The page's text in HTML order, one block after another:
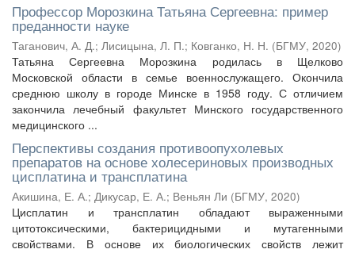
Профессор Морозкина Татьяна Сергеевна: пример
преданности науке
Таганович, А. Д.; Лисицына, Л. П.; Ковганко, Н. Н. (БГМУ, 2020)
Татьяна Сергеевна Морозкина родилась в Щелково
Московской области в семье военнослужащего. Окончила
среднюю школу в городе Минске в 1958 году. С отличием
закончила лечебный факультет Минского государственного
медицинского ...
Перспективы создания противоопухолевых
препаратов на основе холесериновых производных
цисплатина и трансплатина
Акишина, Е. А.; Дикусар, Е. А.; Веньян Ли (БГМУ, 2020)
Цисплатин и трансплатин обладают выраженными
цитотоксическими, бактерицидными и мутагенными
свойствами. В основе их биологических свойств лежит